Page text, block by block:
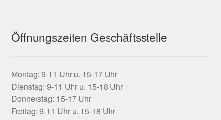
Öffnungszeiten Geschäftsstelle
Montag: 9-11 Uhr u. 15-17 Uhr
Dienstag: 9-11 Uhr u. 15-18 Uhr
Donnerstag: 15-17 Uhr
Freitag: 9-11 Uhr u. 15-18 Uhr